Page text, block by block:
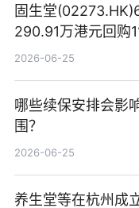
固生堂
290.91万港元回购
2026-06-25
哪些续保安排会影
围？
2026-06-25
养生堂等在杭州成